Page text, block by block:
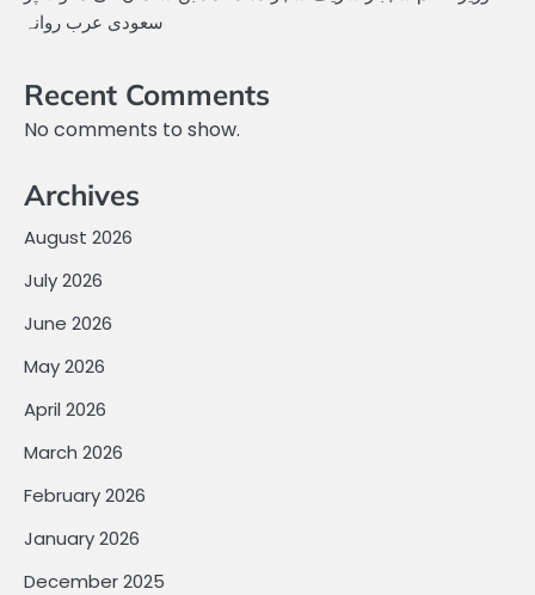
سعودی عرب روانہ
Recent Comments
No comments to show.
Archives
August 2026
July 2026
June 2026
May 2026
April 2026
March 2026
February 2026
January 2026
December 2025